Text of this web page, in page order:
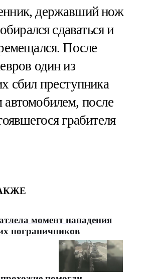
державший нож
сдаваться и
После
один из
сбил преступника
после
грабителя
момент нападения
пограничников